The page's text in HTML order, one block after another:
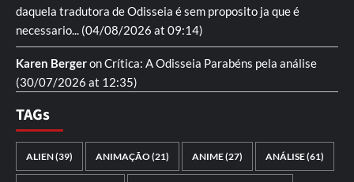
daquela tradutora de Odisseia é sem proposito ja que é
necessario... (04/08/2026 at 09:14)
Karen BergeronCrítica: A Odisseia Parabéns pela análise
(30/07/2026 at 12:35)
TAGs
ALIEN(39) ANIMAÇÃO(21) ANIME(27) ANÁLISE(61)